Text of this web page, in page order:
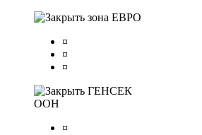
зона ЕВРО
¤
¤
¤
ГЕНСЕК
ООН
¤